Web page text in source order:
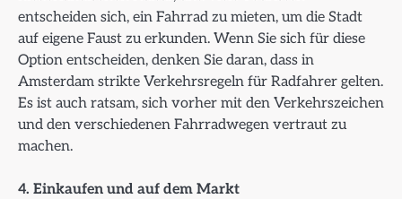
entscheiden sich, ein Fahrrad zu mieten, um die Stadt
auf eigene Faust zu erkunden. Wenn Sie sich für diese
Option entscheiden, denken Sie daran, dass in
Amsterdam strikte Verkehrsregeln für Radfahrer gelten.
Es ist auch ratsam, sich vorher mit den Verkehrszeichen
und den verschiedenen Fahrradwegen vertraut zu
machen.
4. Einkaufen und auf dem Markt